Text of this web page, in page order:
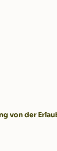
von der